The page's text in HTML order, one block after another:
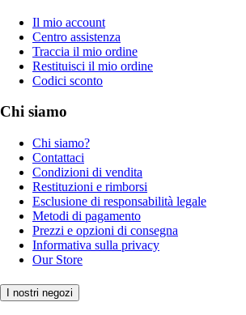
Il mio account
Centro assistenza
Traccia il mio ordine
Restituisci il mio ordine
Codici sconto
Chi siamo
Chi siamo?
Contattaci
Condizioni di vendita
Restituzioni e rimborsi
Esclusione di responsabilità legale
Metodi di pagamento
Prezzi e opzioni di consegna
Informativa sulla privacy
Our Store
I nostri negozi